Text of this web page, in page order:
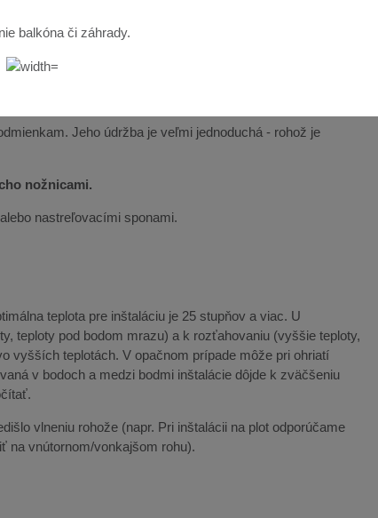
balkóna či záhrady.
Jeho údržba je veľmi jednoduchá - rohož je
nožnicami.
nastreľovacími sponami.
teplota pre inštaláciu je 25 stupňov a viac. U
teploty pod bodom mrazu) a k rozťahovaniu (vyššie teploty,
vyšších teplotách. V opačnom prípade môže pri ohriatí
v bodoch a medzi bodmi inštalácie dôjde k zväčšeniu
vlneniu rohože (napr. Pri inštalácii na plot odporúčame
na vnútornom/vonkajšom rohu).